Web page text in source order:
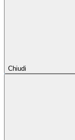
Chiudi